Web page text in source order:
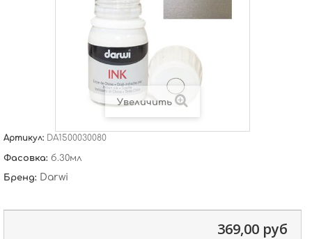
Увеличить
Артикул: DA1500030080
Фасовка: б.30мл
Бренд: Darwi
369,00 руб